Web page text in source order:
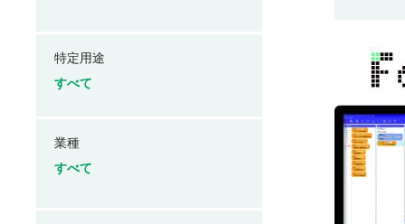
特定用途
すべて
業種
すべて